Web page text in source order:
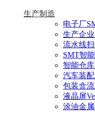
生产制造
电子厂
生产企
流水线
SMT智
智能仓
汽车装
包装盒
液晶屏
涂油金